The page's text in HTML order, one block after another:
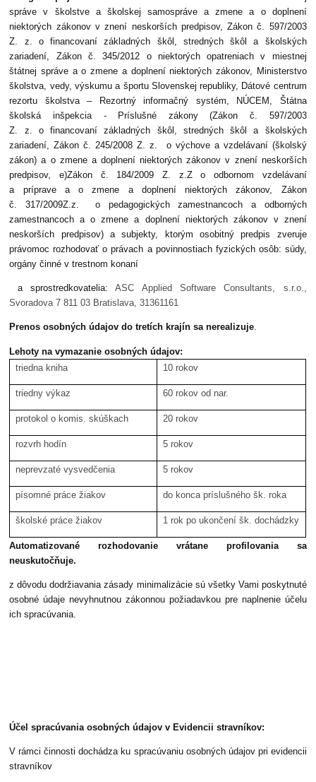
správe v školstve a školskej samospráve a zmene a o doplnení
niektorých zákonov v znení neskorších predpisov, Zákon č. 597/2003
Z. z. o financovaní základných škôl, stredných škôl a školských
zariadení, Zákon č. 345/2012 o niektorých opatreniach v miestnej
štátnej správe a o zmene a doplnení niektorých zákonov, Ministerstvo
školstva, vedy, výskumu a športu Slovenskej republiky, Dátové centrum
rezortu školstva – Rezortný informačný systém, NÚCEM, Štátna
školská inšpekcia - Príslušné zákony (Zákon č. 597/2003
Z. z. o financovaní základných škôl, stredných škôl a školských
zariadení, Zákon č. 245/2008 Z. z. o výchove a vzdelávaní (školský
zákon) a o zmene a doplnení niektorých zákonov v znení neskorších
predpisov, e)Zákon č. 184/2009 Z. z.Z o odbornom vzdelávaní
a príprave a o zmene a doplnení niektorých zákonov, Zákon
č. 317/2009Z.z. o pedagogických zamestnancoch a odborných
zamestnancoch a o zmene a doplnení niektorých zákonov v znení
neskorších predpisov) a subjekty, ktorým osobitný predpis zveruje
právomoc rozhodovať o právach a povinnostiach fyzických osôb: súdy,
orgány činné v trestnom konaní
a sprostredkovatelia:
ASC Applied Software Consultants, s.r.o.,
Svoradova 7 811 03 Bratislava, 31361161
Prenos osobných údajov do tretích krajín sa nerealizuje.
Lehoty na vymazanie osobných údajov:
triedna kniha
10 rokov
triedny výkaz 60 rokov od nar.
protokol o komis. skúškach 20 rokov
rozvrh hodín 5 rokov
neprevzaté vysvedčenia 5 rokov
písomné práce žiakov do konca príslušného šk. roka
školské práce žiakov 1 rok po ukončení šk. dochádzky
Automatizované rozhodovanie vrátane profilovania sa
neuskutočňuje.
z dôvodu dodržiavania zásady minimalizácie sú všetky Vami poskytnuté
osobné údaje nevyhnutnou zákonnou požiadavkou pre naplnenie účelu
ich spracúvania.
Účel spracúvania osobných údajov v Evidencii stravníkov:
V rámci činnosti dochádza ku spracúvaniu osobných údajov pri evidencii
stravníkov